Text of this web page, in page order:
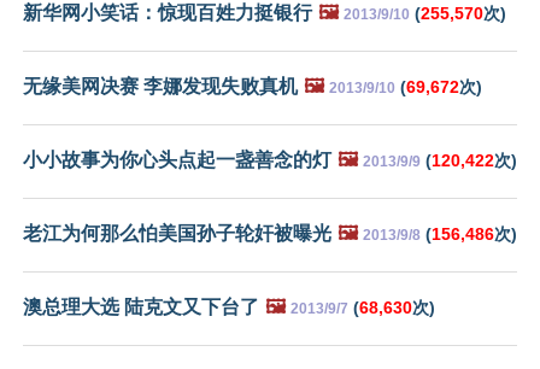
新华网小笑话：惊现百姓力挺银行 🖼️ 2013/9/10 (255,570次)
无缘美网决赛 李娜发现失败真机 🖼️ 2013/9/10 (69,672次)
小小故事为你心头点起一盏善念的灯 🖼️ 2013/9/9 (120,422次)
老江为何那么怕美国孙子轮奸被曝光 🖼️ 2013/9/8 (156,486次)
澳总理大选 陆克文又下台了 🖼️ 2013/9/7 (68,630次)